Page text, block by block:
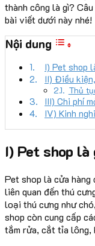
thành công là gì?
bài viết dưới này nhé!
Nội dung
I) Pet shop
II) Điều
Thủ
III) Chi phí
IV) Kinh
I) Pet shop là
Pet shop là cửa hàng
liên quan đến thú
loại thú cưng như
shop còn cung cấp
tắm rửa, cắt tỉa lông,